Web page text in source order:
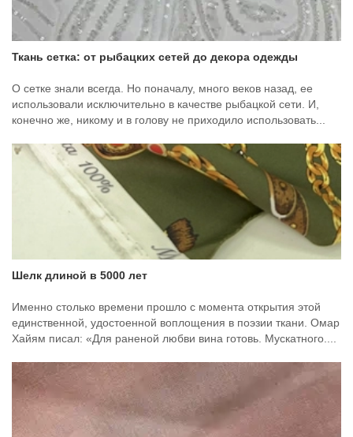
Ткань сетка: от рыбацких сетей до декора одежды
О сетке знали всегда. Но поначалу, много веков назад, ее
использовали исключительно в качестве рыбацкой сети. И,
конечно же, никому и в голову не приходило использовать...
Шелк длиной в 5000 лет
Именно столько времени прошло с момента открытия этой
единственной, удостоенной воплощения в поэзии ткани. Омар
Хайям писал: «Для раненой любви вина готовь. Мускатного....